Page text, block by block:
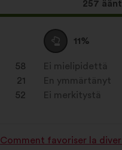
Tämä
ehdotus
ääniä
257
58
21
52
Äänestä
tyhjää
:
11%
Tätä
ehdotusta
on
luonnehdittu
seuraavasti:
Ei mielipidettä
:kertaa
En ymmärtänyt
:kertaa
Ei merkitystä
:kertaa
Comment favoriser la